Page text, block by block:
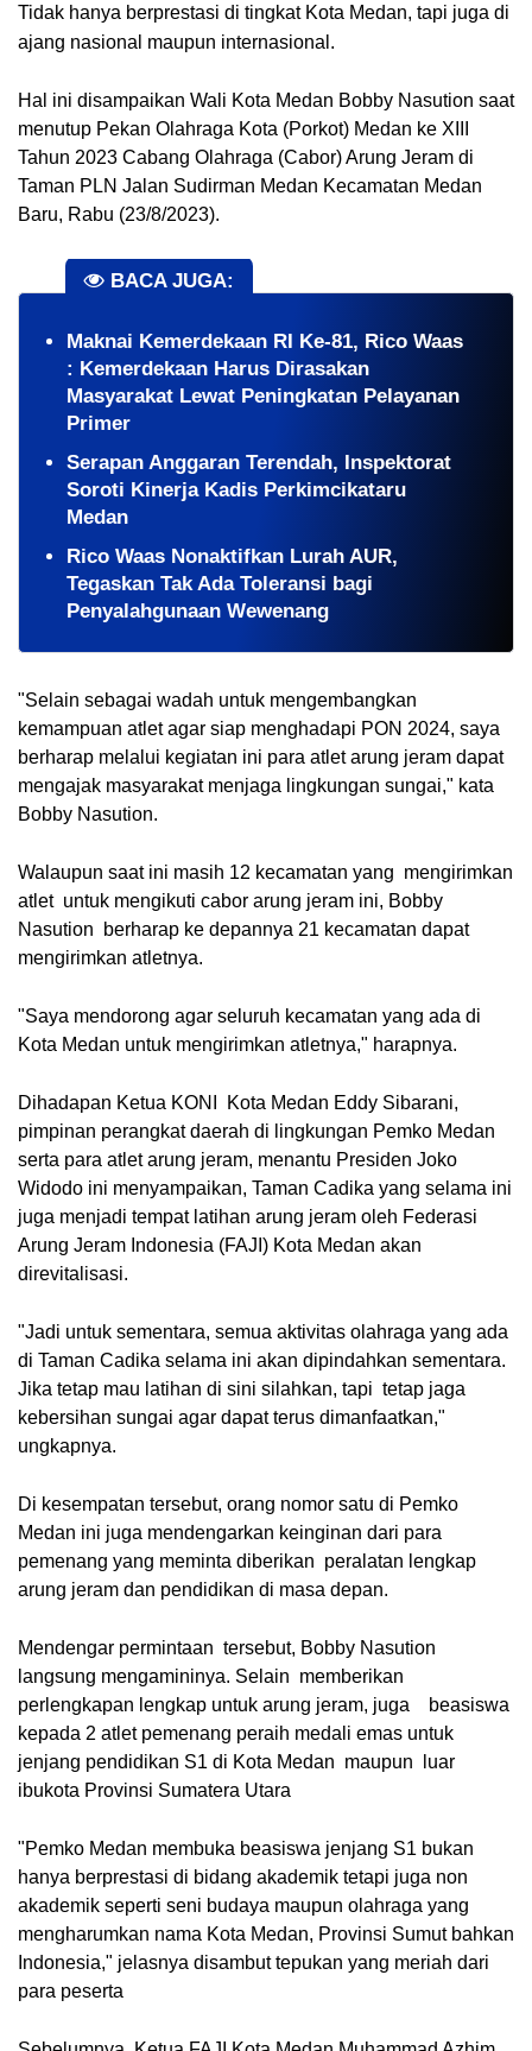
Tidak hanya berprestasi di tingkat Kota Medan, tapi juga di
ajang nasional maupun internasional.
Hal ini disampaikan Wali Kota Medan Bobby Nasution saat
menutup Pekan Olahraga Kota (Porkot) Medan ke XIII
Tahun 2023 Cabang Olahraga (Cabor) Arung Jeram di
Taman PLN Jalan Sudirman Medan Kecamatan Medan
Baru, Rabu (23/8/2023).
BACA JUGA:
Maknai Kemerdekaan RI Ke-81, Rico Waas
: Kemerdekaan Harus Dirasakan
Masyarakat Lewat Peningkatan Pelayanan
Primer
Serapan Anggaran Terendah, Inspektorat
Soroti Kinerja Kadis Perkimcikataru
Medan
Rico Waas Nonaktifkan Lurah AUR,
Tegaskan Tak Ada Toleransi bagi
Penyalahgunaan Wewenang
"Selain sebagai wadah untuk mengembangkan
kemampuan atlet agar siap menghadapi PON 2024, saya
berharap melalui kegiatan ini para atlet arung jeram dapat
mengajak masyarakat menjaga lingkungan sungai," kata
Bobby Nasution.
Walaupun saat ini masih 12 kecamatan yang mengirimkan
atlet untuk mengikuti cabor arung jeram ini, Bobby
Nasution berharap ke depannya 21 kecamatan dapat
mengirimkan atletnya.
"Saya mendorong agar seluruh kecamatan yang ada di
Kota Medan untuk mengirimkan atletnya," harapnya.
Dihadapan Ketua KONI Kota Medan Eddy Sibarani,
pimpinan perangkat daerah di lingkungan Pemko Medan
serta para atlet arung jeram, menantu Presiden Joko
Widodo ini menyampaikan, Taman Cadika yang selama ini
juga menjadi tempat latihan arung jeram oleh Federasi
Arung Jeram Indonesia (FAJI) Kota Medan akan
direvitalisasi.
"Jadi untuk sementara, semua aktivitas olahraga yang ada
di Taman Cadika selama ini akan dipindahkan sementara.
Jika tetap mau latihan di sini silahkan, tapi tetap jaga
kebersihan sungai agar dapat terus dimanfaatkan,"
ungkapnya.
Di kesempatan tersebut, orang nomor satu di Pemko
Medan ini juga mendengarkan keinginan dari para
pemenang yang meminta diberikan peralatan lengkap
arung jeram dan pendidikan di masa depan.
Mendengar permintaan tersebut, Bobby Nasution
langsung mengamininya. Selain memberikan
perlengkapan lengkap untuk arung jeram, juga beasiswa
kepada 2 atlet pemenang peraih medali emas untuk
jenjang pendidikan S1 di Kota Medan maupun luar
ibukota Provinsi Sumatera Utara
"Pemko Medan membuka beasiswa jenjang S1 bukan
hanya berprestasi di bidang akademik tetapi juga non
akademik seperti seni budaya maupun olahraga yang
mengharumkan nama Kota Medan, Provinsi Sumut bahkan
Indonesia," jelasnya disambut tepukan yang meriah dari
para peserta